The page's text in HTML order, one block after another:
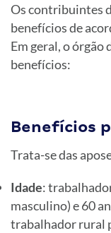
Os contribuintes
benefícios de
Em geral, o
benefícios:
Benefícios
Trata-se das
Idade:
masculino) e 60
trabalhador rural